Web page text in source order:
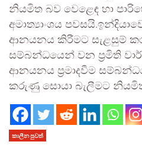
නියමිත බව වෙළෙඳ හා
අමාත්‍යාංශය
ආනයනය කිරීමට සැළසුම්
සම්බන්ධයෙන් වන ප‍්‍රමිති
ආනයනය ප‍්‍රමාදවීම
කරුණු සොයා බැලීමට
කාලීන පුවත්